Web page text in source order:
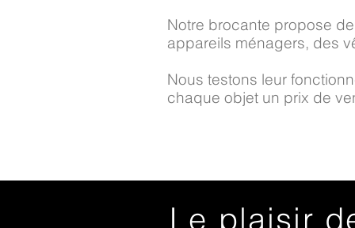
Notre brocante propose
appareils ménagers, des
Nous testons leur
chaque objet un prix de
Le plaisir